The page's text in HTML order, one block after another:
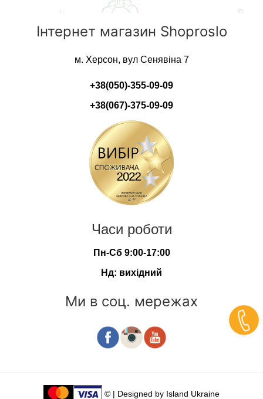
Інтернет магазин Shoproslo
м. Херсон, вул Сенявіна 7
+38(050)-355-09-09
+38(067)-375-09-09
Часи роботи
Пн-Сб 9:00-17:00
Нд: вихідний
Ми в соц. мережах
© | Designed by Island Ukraine